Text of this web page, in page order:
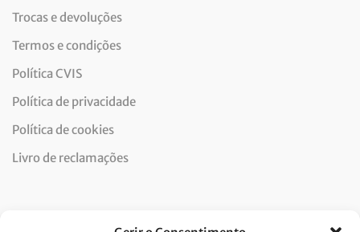
Trocas e devoluções
Termos e condições
Política CVIS
Política de privacidade
Política de cookies
Livro de reclamações